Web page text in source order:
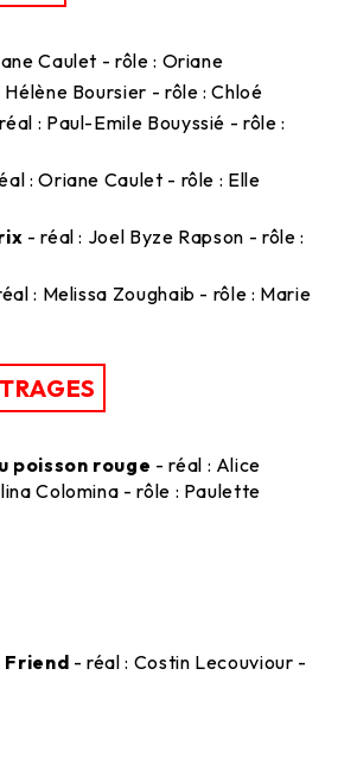
Caulet - rôle : Oriane
Hélène Boursier - rôle : Chloé
: Paul-Emile Bouyssié - rôle :
: Oriane Caulet - rôle : Elle
- réal : Joel Byze Rapson - rôle :
: Melissa Zoughaib - rôle : Marie
poisson rouge - réal : Alice
Colomina - rôle : Paulette
Friend - réal : Costin Lecouviour -